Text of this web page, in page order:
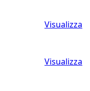
Visualizza
Visualizza